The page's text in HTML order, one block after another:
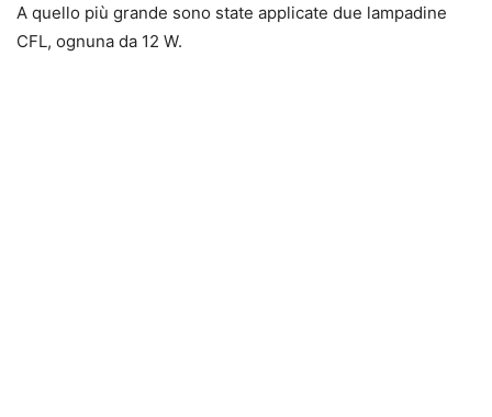
A quello più grande sono state applicate due lampadine
CFL, ognuna da 12 W.